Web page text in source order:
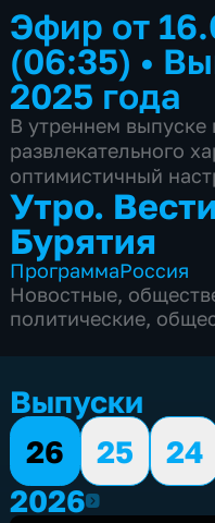
Эфир от
(06:35) •
2025 года
В утреннем выпуске
развлекательного
оптимистичный
Утро.
Бурятия
ПрограммаРоссия
Новостные,
политические,
Выпуски
26
25 24
20262026